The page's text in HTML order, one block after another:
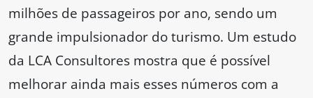
milhões de passageiros por ano, sendo um
grande impulsionador do turismo. Um estudo
da LCA Consultores mostra que é possível
melhorar ainda mais esses números com a